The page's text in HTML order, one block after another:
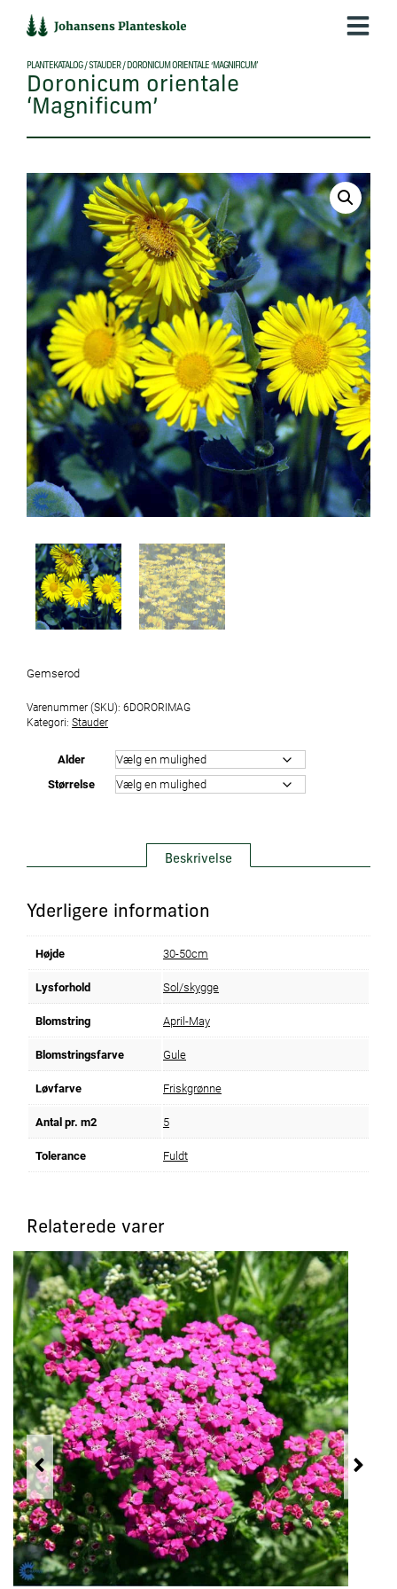
indholdet
PLANTEKATALOG/ STAUDER/ DORONICUM ORIENTALE ‘MAGNIFICUM’
Doronicum orientale
‘Magnificum’
Gemserod
Varenummer (SKU): 6DORORIMAG
Kategori: Stauder
Alder
Størrelse
Beskrivelse
Yderligere information
Højde 30-50cm
Lysforhold Sol/skygge
Blomstring April-May
Blomstringsfarve Gule
Løvfarve Friskgrønne
Antal pr. m2 5
Tolerance Fuldt
Relaterede varer